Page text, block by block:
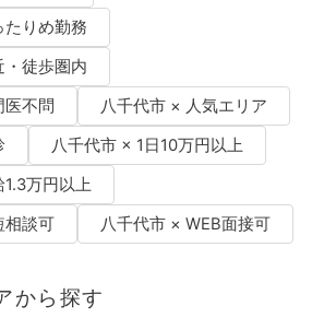
たりめ勤務
・徒歩圏内
医不問
八千代市 × 人気エリア
八千代市 × 1日10万円以上
万円以上
相談可
八千代市 × WEB面接可
から探す